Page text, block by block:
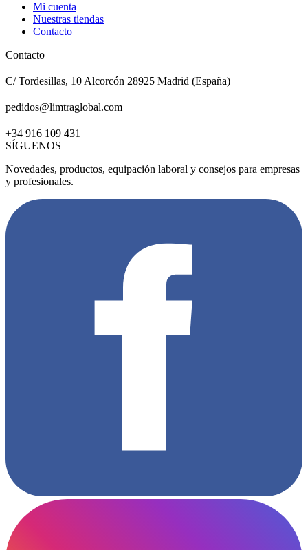
Mi cuenta
Nuestras tiendas
Contacto
Contacto
C/ Tordesillas, 10 Alcorcón 28925 Madrid (España)
pedidos@limtraglobal.com
+34 916 109 431
SÍGUENOS
Novedades, productos, equipación laboral y consejos para empresas
y profesionales.